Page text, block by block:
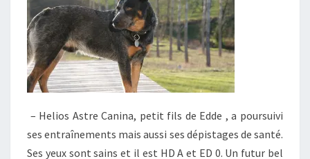
– Helios Astre Canina, petit fils de Edde , a poursuivi
ses entraînements mais aussi ses dépistages de santé.
Ses yeux sont sains et il est HD A et ED 0. Un futur bel